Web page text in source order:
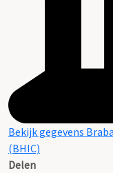
Bekijk gegevens
(BHIC)
Delen